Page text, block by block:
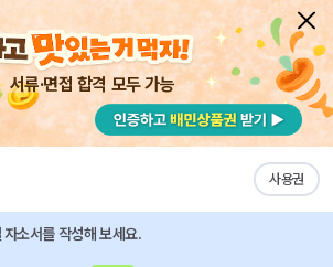
서류·면접 합격 모두 가능
사용권
자소서 내 작성목록
십
소서를 작성해 보세요.